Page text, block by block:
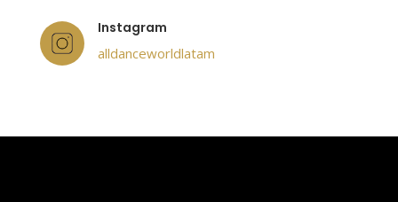
Instagram
alldanceworldlatam